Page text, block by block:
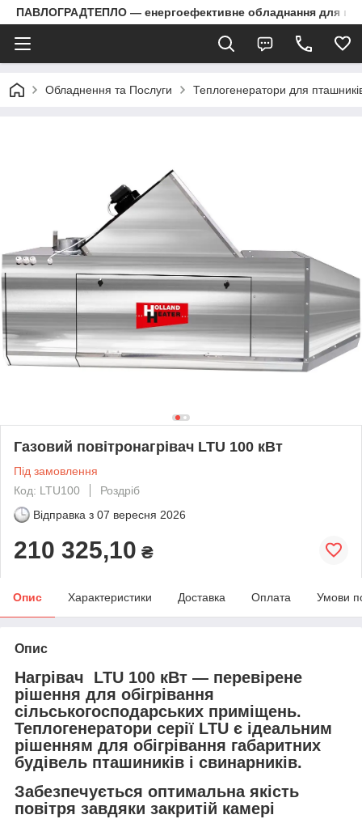
ПАВЛОГРАДТЕПЛО — енергоефективне обладнання для
Обладнення та Послуги Теплогенератори для
Газовий повітронагрівач LTU 100 кВт
Під замовлення
Код: LTU100
Роздріб
Відправка з 07 вересня 2026
210 325,10 ₴
Опис Характеристики Доставка Оплата Умови
Опис
Нагрівач LTU 100 кВт — перевірене
рішення для обігрівання
сільськогосподарських приміщень.
Теплогенератори серії LTU є ідеальним
рішенням для обігрівання габаритних
будівель пташиників і свинарників.
Забезпечується оптимальна якість
повітря завдяки закритій камері